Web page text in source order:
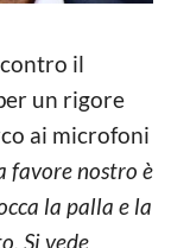
il
un rigore
ai microfoni
favore nostro è
la palla e la
Si vede